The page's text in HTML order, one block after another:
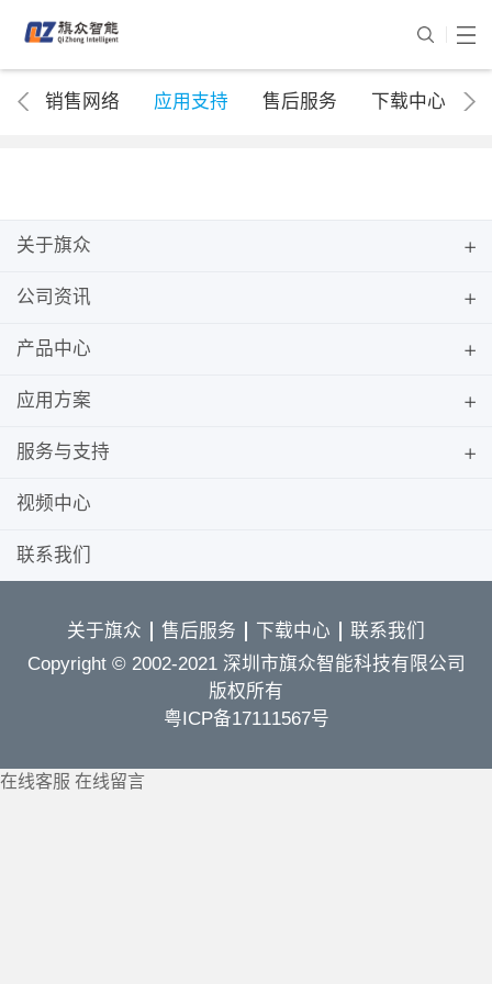
销售网络 应用支持 售后服务 下载中心
关于旗众
公司资讯
产品中心
应用方案
服务与支持
视频中心
联系我们
关于旗众 售后服务 下载中心
联系我们
Copyright © 2002-2021 深圳市旗众智能科技有限公司
版权所有
粤ICP备17111567号
在线客服 在线留言